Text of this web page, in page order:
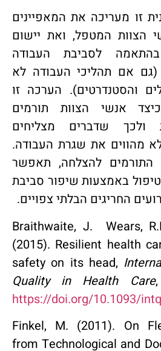
זו מעריכה את המאפיינים
הצוות המטפל, ואת יישום
לסביבת העבודה
(גם אם תהליכי העבודה לא
והסטנדרטים). הערכה זו
אנשי הצוות תורמים
ולכך שדברים מצליחים
מהווים את שגרת העבודה.
להצלחה, תאפשר
באמצעות שיפור סביבת
החריגים הבלתי צפויים.
Braithwaite, J. Wears,
(2015). Resilient health
safety on its head,
Quality in Health Care
https://doi.org/10.1093/
Finkel, M. (2011). On
from Technological and